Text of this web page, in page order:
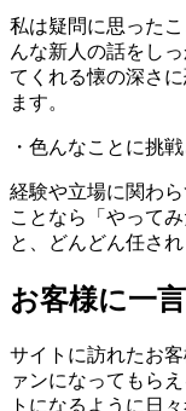
私は疑問に思った
んな新人の話をし
てくれる懐の深さ
ます。
・色んなことに挑
経験や立場に関わ
ことなら「やって
と、どんどん任さ
お客様に一言
サイトに訪れたお
ァンになってもら
トになるように日